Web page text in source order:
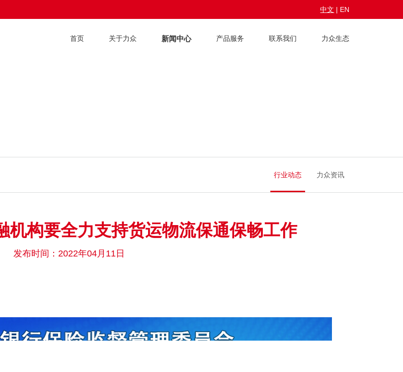
中文 | EN
首页 关于力众 新闻中心 产品服务 联系我们 力众生态
行业动态 力众资讯
机构要全力支持货运物流保通保畅工作
发布时间：2022年04月11日